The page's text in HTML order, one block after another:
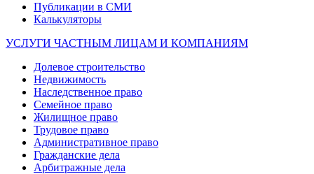
Публикации в СМИ
Калькуляторы
УСЛУГИ ЧАСТНЫМ ЛИЦАМ И КОМПАНИЯМ
Долевое строительство
Недвижимость
Наследственное право
Семейное право
Жилищное право
Трудовое право
Административное право
Гражданские дела
Арбитражные дела